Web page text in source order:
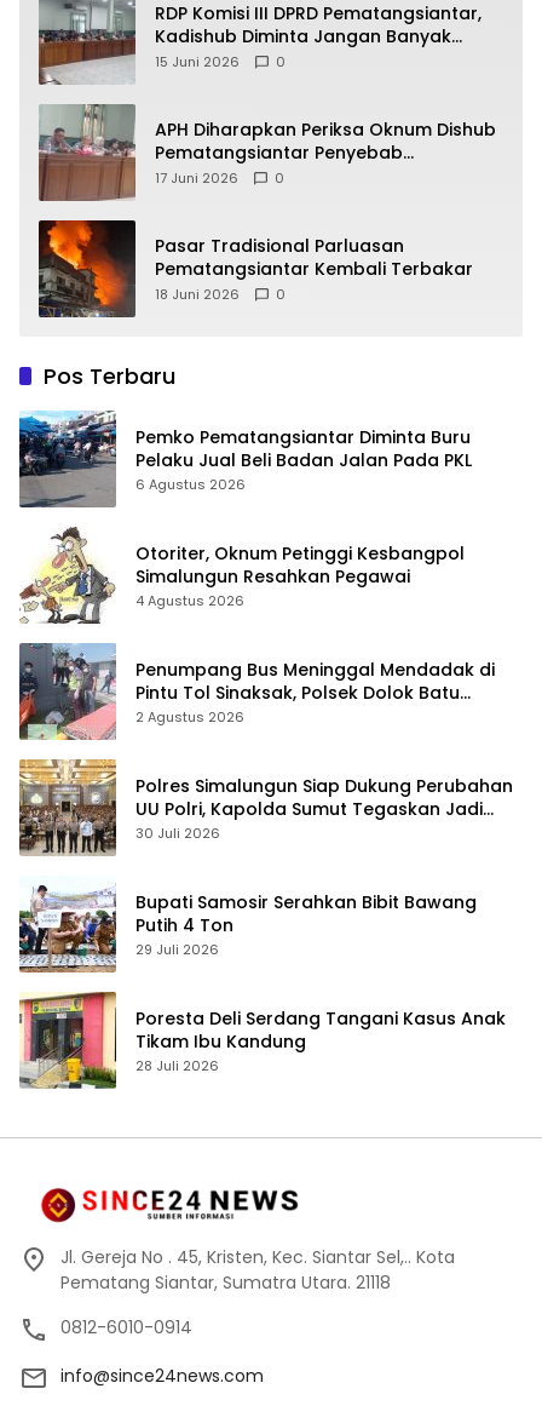
RDP Komisi III DPRD Pematangsiantar,
Kadishub Diminta Jangan Banyak
Alasan
15 Juni 2026 0
APH Diharapkan Periksa Oknum Dishub
Pematangsiantar Penyebab
Kebocoran PAD Retribusi Parkir
17 Juni 2026 0
Pasar Tradisional Parluasan
Pematangsiantar Kembali Terbakar
18 Juni 2026 0
Pos Terbaru
Pemko Pematangsiantar Diminta Buru
Pelaku Jual Beli Badan Jalan Pada PKL
6 Agustus 2026
Otoriter, Oknum Petinggi Kesbangpol
Simalungun Resahkan Pegawai
4 Agustus 2026
Penumpang Bus Meninggal Mendadak di
Pintu Tol Sinaksak, Polsek Dolok Batu
Nanggar Gerak Cepat Olah TKP
2 Agustus 2026
Polres Simalungun Siap Dukung Perubahan
UU Polri, Kapolda Sumut Tegaskan Jadi
Fondasi Penguatan Profesionalisme dan
30 Juli 2026
Bupati Samosir Serahkan Bibit Bawang
Putih 4 Ton
29 Juli 2026
Poresta Deli Serdang Tangani Kasus Anak
Tikam Ibu Kandung
28 Juli 2026
Jl. Gereja No . 45, Kristen, Kec. Siantar Sel,.. Kota
Pematang Siantar, Sumatra Utara. 21118
0812-6010-0914
info@since24news.com